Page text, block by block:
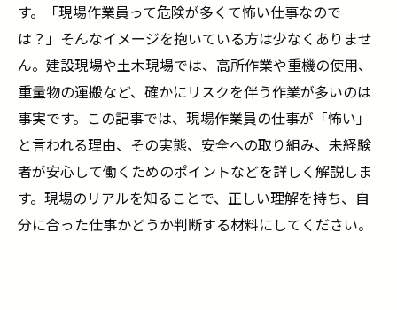
す。「現場作業員って危険が多くて怖い仕事なので
は？」そんなイメージを抱いている方は少なくありませ
ん。建設現場や土木現場では、高所作業や重機の使用、
重量物の運搬など、確かにリスクを伴う作業が多いのは
事実です。この記事では、現場作業員の仕事が「怖い」
と言われる理由、その実態、安全への取り組み、未経験
者が安心して働くためのポイントなどを詳しく解説しま
す。現場のリアルを知ることで、正しい理解を持ち、自
分に合った仕事かどうか判断する材料にしてください。